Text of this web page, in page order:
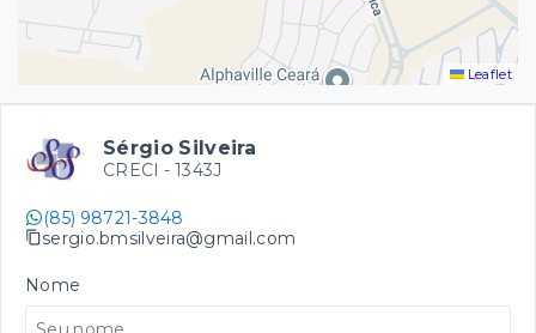
Leaflet
Sérgio Silveira
CRECI - 1343J
(85) 98721-3848
sergio.bmsilveira@gmail.com
Nome